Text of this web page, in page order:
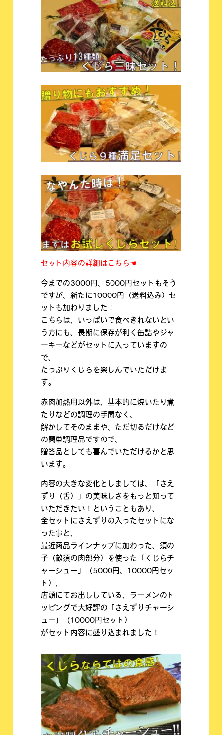
セット内容の詳細はこちら☚
今までの3000円、5000円セットもそう
ですが、新たに10000円（送料込み）セ
ットも加わりました！
こちらは、いっぱいで食べきれないとい
う方にも、長期に保存が利く缶詰やジャ
ーキーなどがセットに入っていますの
で、
たっぷりくじらを楽しんでいただけま
す。
赤肉加熱用以外は、基本的に焼いたり煮
たりなどの調理の手間なく、
解かしてそのままや、ただ切るだけなど
の簡単調理品ですので、
贈答品としても喜んでいただけるかと思
います。
内容の大きな変化としましては、「さえ
ずり（舌）」の美味しさをもっと知って
いただきたい！ということもあり、
全セットにさえずりの入ったセットにな
った事と、
最近商品ラインナップに加わった、須の
子（畝須の肉部分）を使った「くじらチ
ャーシュー」（5000円、10000円セッ
ト）、
店頭にてお出ししている、ラーメンのト
ッピングで大好評の「さえずりチャーシ
ュー」（10000円セット）
がセット内容に盛り込まれました！